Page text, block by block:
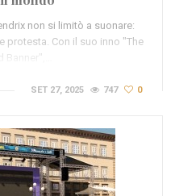
non si limitò a suonare:
protesta. Con il suo inno "The
Banner",…
SET 27, 2025 747 0